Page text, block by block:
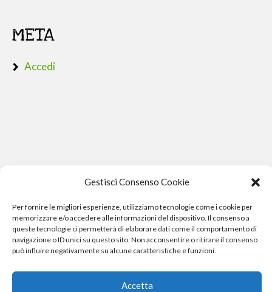
Gestisci Consenso Cookie
Per fornire le migliori esperienze, utilizziamo tecnologie come i cookie per
memorizzare e/o accedere alle informazioni del dispositivo. Il consenso a
queste tecnologie ci permetterà di elaborare dati come il comportamento di
navigazione o ID unici su questo sito. Non acconsentire o ritirare il consenso
può influire negativamente su alcune caratteristiche e funzioni.
Accetta
META
Accedi
Phone Crash - riparazione iphone pisa smartphone computer
e gopro